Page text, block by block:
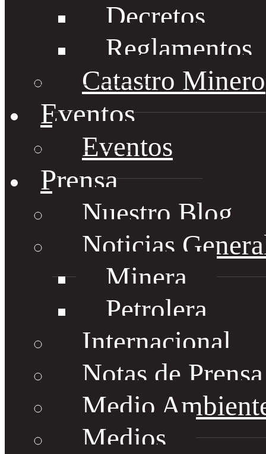
Decretos
Reglamentos
Catastro Minero
Eventos
Eventos
Prensa
Nuestro Blog
Noticias
Minera
Petrolera
Internacional
Notas de
Medio
Medios